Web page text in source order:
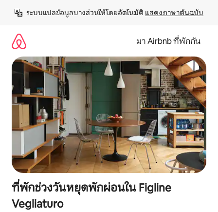
เนื้อหา
ระบบแปลข้อมูลบางส่วนให้โดยอัตโนมัติ แสดงภาษาต้นฉบับ
มา Airbnb ที่พักกัน
ที่พักช่วงวันหยุดพักผ่อนใน Figline
Vegliaturo